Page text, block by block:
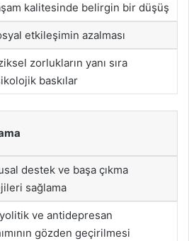
kalitesinde belirgin bir düşüş
etkileşimin azalması
zorlukların yanı sıra
baskılar
destek ve başa çıkma
sağlama
ve antidepresan
gözden geçirilmesi